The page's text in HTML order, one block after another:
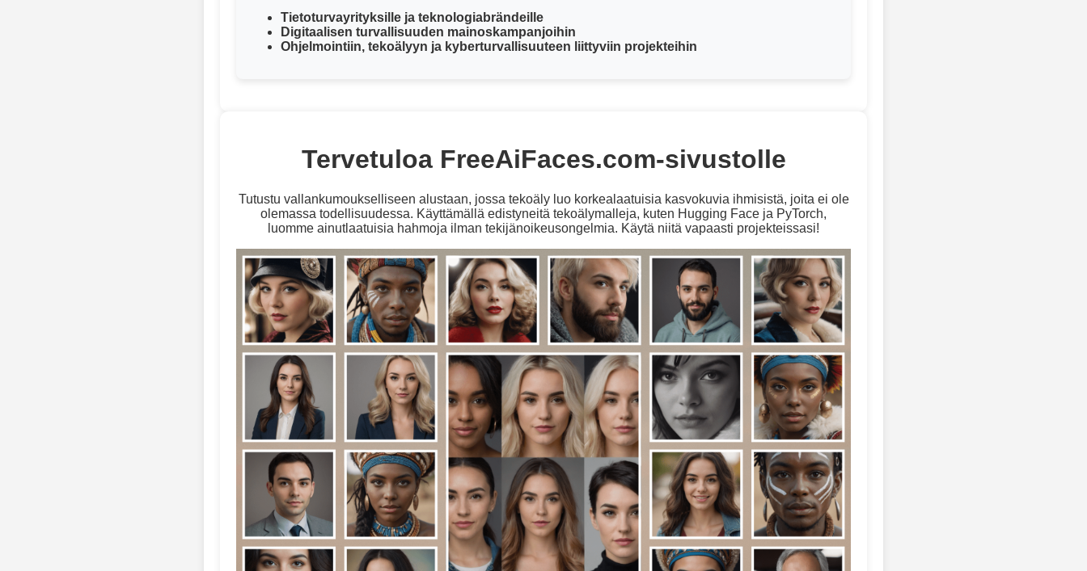
Tietoturvayrityksille ja teknologiabrändeille
Digitaalisen turvallisuuden mainoskampanjoihin
Ohjelmointiin, tekoälyyn ja kyberturvallisuuteen liittyviin projekteihin
Tervetuloa FreeAiFaces.com-sivustolle
Tutustu vallankumoukselliseen alustaan, jossa tekoäly luo korkealaatuisia kasvokuvia ihmisistä, joita ei ole
olemassa todellisuudessa. Käyttämällä edistyneitä tekoälymalleja, kuten Hugging Face ja PyTorch,
luomme ainutlaatuisia hahmoja ilman tekijänoikeusongelmia. Käytä niitä vapaasti projekteissasi!